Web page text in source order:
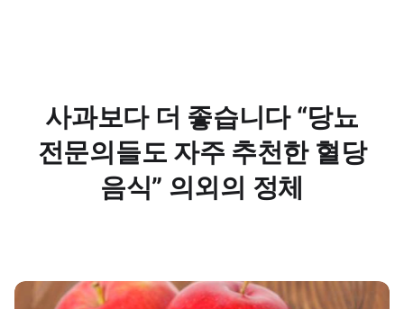
사과보다 더 좋습니다 “당뇨
전문의들도 자주 추천한 혈당
음식” 의외의 정체